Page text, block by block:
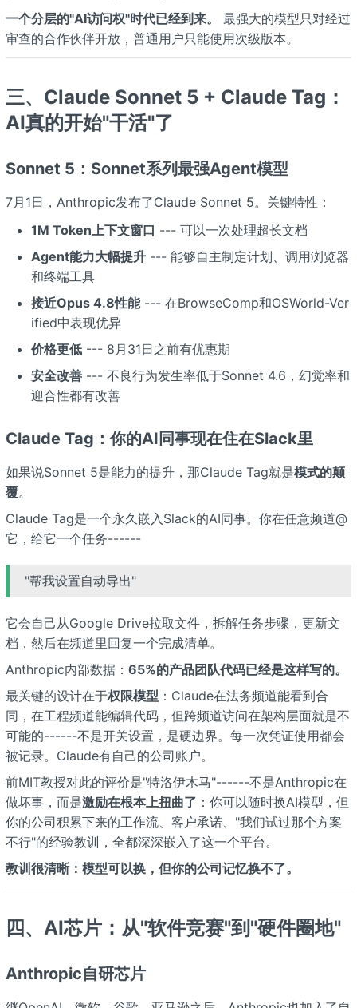
一个分层的"AI访问权"时代已经到来。
最强大的模型只对经过
审查的合作伙伴开放，普通用户只能使用次级版本。
三、Claude Sonnet 5 + Claude Tag：
AI真的开始"干活"了
Sonnet 5：Sonnet系列最强Agent模型
7月1日，Anthropic发布了Claude Sonnet 5。关键特性：
1M Token上下文窗口 --- 可以一次处理超长文档
Agent能力大幅提升--- 能够自主制定计划、调用浏览器
和终端工具
接近Opus 4.8性能--- 在BrowseComp和OSWorld-Ver
ified中表现优异
价格更低--- 8月31日之前有优惠期
安全改善--- 不良行为发生率低于Sonnet 4.6，幻觉率和
迎合性都有改善
Claude Tag：你的AI同事现在住在Slack里
如果说Sonnet 5是能力的提升，那Claude Tag就是模式的颠
覆。
Claude Tag是一个永久嵌入Slack的AI同事。你在任意频道@
它，给它一个任务------
"帮我设置自动导出"
它会自己从Google Drive拉取文件，拆解任务步骤，更新文
档，然后在频道里回复一个完成清单。
Anthropic内部数据： 65%的产品团队代码已经是这样写的。
最关键的设计在于权限模型 ：Claude在法务频道能看到合
同，在工程频道能编辑代码，但跨频道访问在架构层面就是不
可能的------不是开关设置，是硬边界。每一次凭证使用都会
被记录。Claude有自己的公司账户。
前MIT教授对此的评价是"特洛伊木马"------不是Anthropic在
做坏事，而是激励在根本上扭曲了 ：你可以随时换AI模型，但
你的公司积累下来的工作流、客户承诺、"我们试过那个方案
不行"的经验教训，全都深深嵌入了这一个平台。
教训很清晰：模型可以换，但你的公司记忆换不了。
四、AI芯片：从"软件竞赛"到"硬件圈地"
Anthropic自研芯片